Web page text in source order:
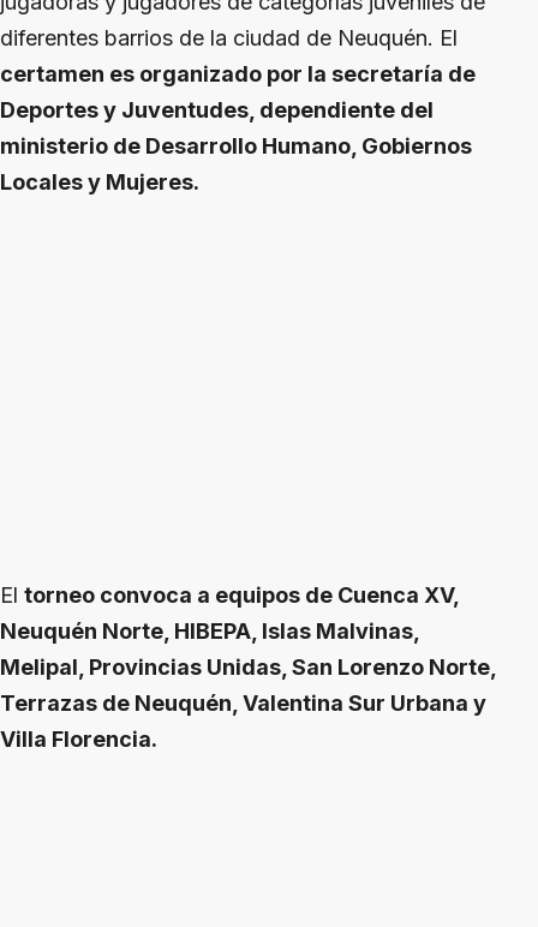
diferentes barrios de la ciudad de Neuquén. El
certamen es organizado por la secretaría de
Deportes y Juventudes, dependiente del
ministerio de Desarrollo Humano, Gobiernos
Locales y Mujeres.
El torneo convoca a equipos de Cuenca XV,
Neuquén Norte, HIBEPA, Islas Malvinas,
Melipal, Provincias Unidas, San Lorenzo Norte,
Terrazas de Neuquén, Valentina Sur Urbana y
Villa Florencia.